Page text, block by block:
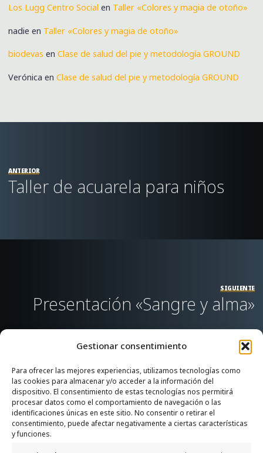
Gestionar consentimiento
Para ofrecer las mejores experiencias, utilizamos tecnologías como
las cookies para almacenar y/o acceder a la información del
dispositivo. El consentimiento de estas tecnologías nos permitirá
procesar datos como el comportamiento de navegación o las
identificaciones únicas en este sitio. No consentir o retirar el
consentimiento, puede afectar negativamente a ciertas características
y funciones.
Los Lugg Centro Social en Taller «Colores y magia de otoño»
nadie en Taller «Colores y magia de otoño»
biodevas enClase de salud del pie y metodología GROUND
Verónica enClase de salud del pie y metodología GROUND
ANTERIOR
Taller de acuarela para niños
SIGUIENTE
Presentación «Sangre y alma»
SERVICIOS
Recogida e intercambio de ropa y enseres.
INFORMACIÓN